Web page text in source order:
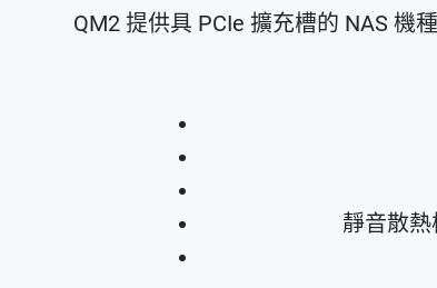
QM2 提供具 PCIe 擴充槽的 NAS 機
靜音散